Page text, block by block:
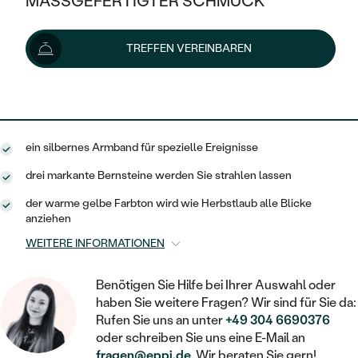
KLASSISCH
V-FORM
VINTAGE
AUSSERGEWÖHNLICHE
GEHÄMMERTE
VON HAND GRAVIERTE
MIT MEHREREN DIAMANTEN
HALO
VINTAGE
IM SET
AUSSERGEWÖHNLICH
WÄHLE EINEN RING
DIAMANTEN ZUM EINFASSEN
AUSVERKAUF
WENN SCHMUCK HILFT
NACH TYP
OHRRINGE
SCHMUCKSET
HERRENSCHMUCK
PLATIN
OHRSTECKER
CREOLEN
MINIMALISTISCHE
OHRHÄNGER
SOLITÄR
HERZ
GOLD
SILBER
MIT STERNZEICHEN
MINIMALISTISCH
AUSVERKAUF
GOLD
PLATIN
NACH STYL
MEMOIRE
MINIMALISTISCHE
TREFFEN VEREINBAREN
144 €
Lieferoptionen
ein silbernes Armband für spezielle Ereignisse
drei markante Bernsteine werden Sie strahlen lassen
der warme gelbe Farbton wird wie Herbstlaub alle Blicke
anziehen
WEITERE INFORMATIONEN
Benötigen Sie Hilfe bei Ihrer Auswahl oder
haben Sie weitere Fragen? Wir sind für Sie da:
Rufen Sie uns an unter+49 304 6690376
oder schreiben Sie uns eine E-Mail an